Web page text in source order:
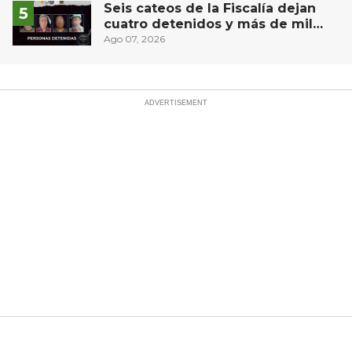
Seis cateos de la Fiscalía dejan
cuatro detenidos y más de mil
dosis aseguradas en Querétaro
Ago 07, 2026